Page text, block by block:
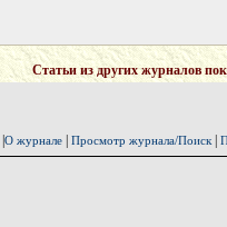
Статьи из других журналов
О журнале| Просмотр журнала/Поиск|